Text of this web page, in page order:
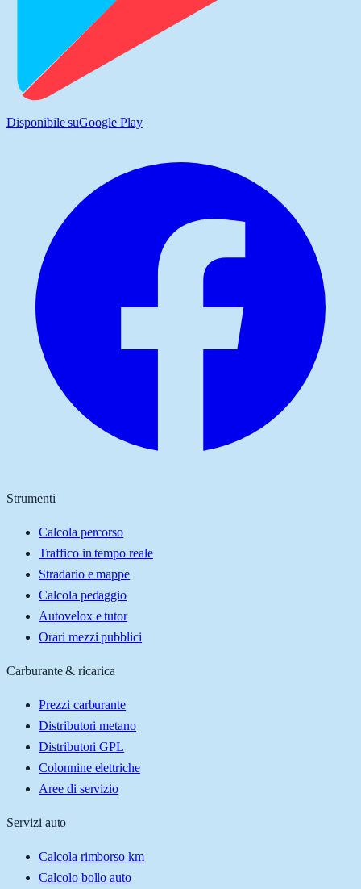
Disponibile suGoogle Play
Strumenti
Calcola percorso
Traffico in tempo reale
Stradario e mappe
Calcola pedaggio
Autovelox e tutor
Orari mezzi pubblici
Carburante & ricarica
Prezzi carburante
Distributori metano
Distributori GPL
Colonnine elettriche
Aree di servizio
Servizi auto
Calcola rimborso km
Calcolo bollo auto